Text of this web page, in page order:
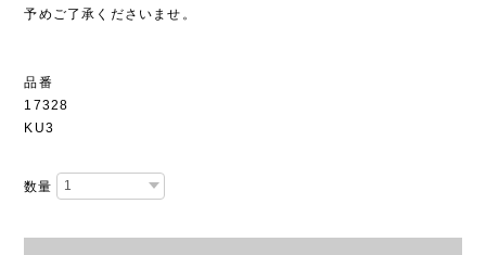
予めご了承くださいませ。
品番
17328
KU3
数量